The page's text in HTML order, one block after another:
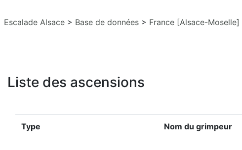
Escalade Alsace > Base de données > France [Alsace-Moselle]
Liste des ascensions
Type Nom du grimpeur